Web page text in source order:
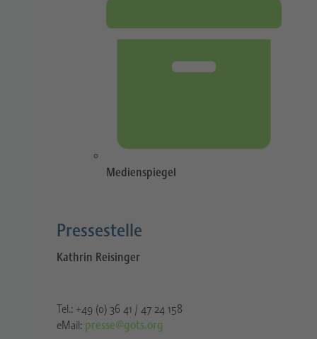
Medienspiegel
Pressestelle​
Kathrin Reisinger
Tel.: +49 (0) 36 41 / 47 24 158
eMail: presse@gots.org